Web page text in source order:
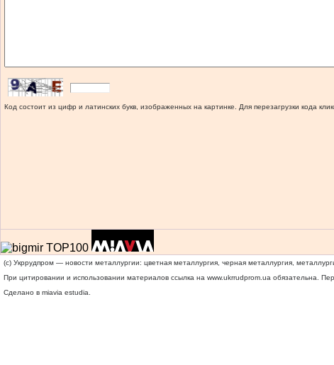
Код состоит из цифр и латинских букв, изображенных на картинке. Для перезагрузки кода
(c) Укррудпром — новости металлургии: цветная металлургия, черная металлургия,
При цитировании и использовании материалов ссылка на www.ukrrudprom.ua обязательна.
Сделано в miavia estudia.